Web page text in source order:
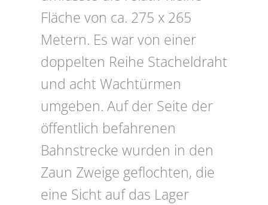
Fläche von ca. 275 x 265
Metern. Es war von einer
doppelten Reihe Stacheldraht
und acht Wachtürmen
umgeben. Auf der Seite der
öffentlich befahrenen
Bahnstrecke wurden in den
Zaun Zweige geflochten, die
eine Sicht auf das Lager